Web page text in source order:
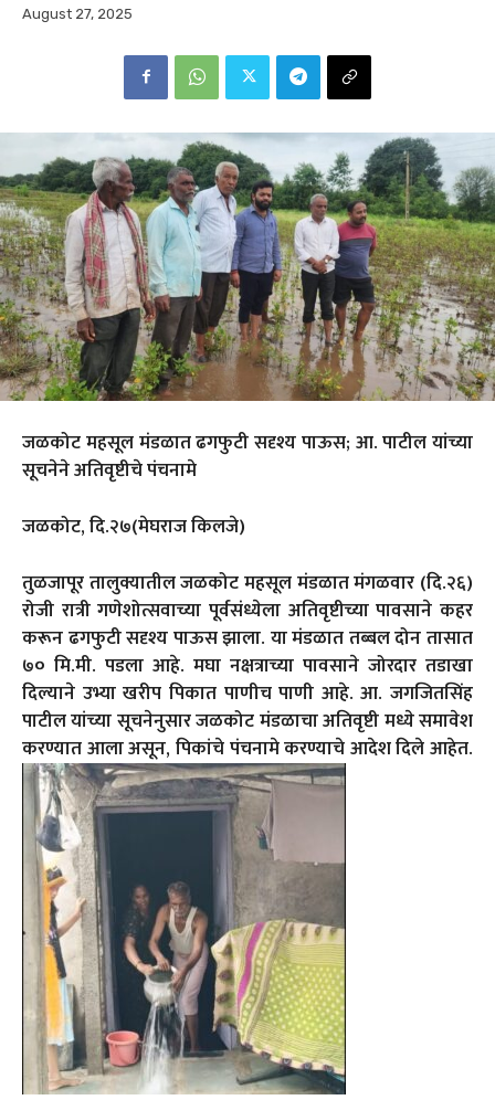
August 27, 2025
जळकोट महसूल मंडळात ढगफुटी सदृश्य पाऊस; आ. पाटील यांच्या
सूचनेने अतिवृष्टीचे पंचनामे
जळकोट, दि.२७(मेघराज किलजे)
तुळजापूर तालुक्यातील जळकोट महसूल मंडळात मंगळवार (दि.२६)
रोजी रात्री गणेशोत्सवाच्या पूर्वसंध्येला अतिवृष्टीच्या पावसाने कहर
करून ढगफुटी सदृश्य पाऊस झाला. या मंडळात तब्बल दोन तासात
७० मि.मी. पडला आहे. मघा नक्षत्राच्या पावसाने जोरदार तडाखा
दिल्याने उभ्या खरीप पिकात पाणीच पाणी आहे. आ. जगजितसिंह
पाटील यांच्या सूचनेनुसार जळकोट मंडळाचा अतिवृष्टी मध्ये समावेश
करण्यात आला असून, पिकांचे पंचनामे करण्याचे आदेश दिले आहेत.